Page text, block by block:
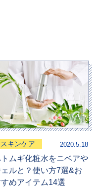
スキンケア 2020.5.18
ムギ化粧水をニベアや
ェルと？使い方7選&お
めアイテム14選